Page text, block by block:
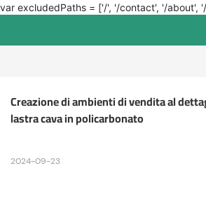
var excludedPaths = ['/', '/contact', '/about',
Creazione di ambienti di vendita al
lastra cava in policarbonato
2024-09-23